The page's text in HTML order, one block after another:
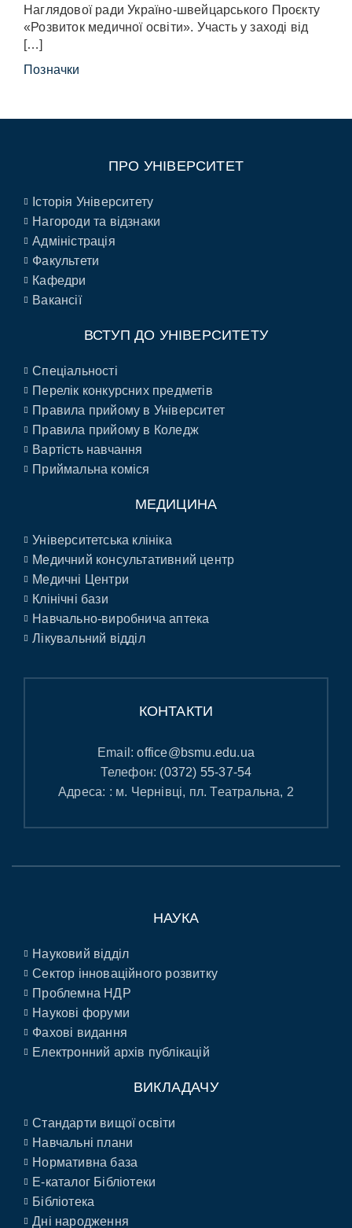
Наглядової ради Україно-швейцарського Проєкту
«Розвиток медичної освіти». Участь у заході від
[…]
Позначки
ПРО УНІВЕРСИТЕТ
Історія Університету
Нагороди та відзнаки
Адміністрація
Факультети
Кафедри
Вакансії
ВСТУП ДО УНІВЕРСИТЕТУ
Спеціальності
Перелік конкурсних предметів
Правила прийому в Університет
Правила прийому в Коледж
Вартість навчання
Приймальна коміся
МЕДИЦИНА
Університетська клініка
Медичний консультативний центр
Медичні Центри
Клінічні бази
Навчально-виробнича аптека
Лікувальний відділ
КОНТАКТИ
Email:office@bsmu.edu.ua
Телефон: (0372) 55-37-54
Адреса: : м. Чернівці, пл. Театральна, 2
НАУКА
Науковий відділ
Сектор інноваційного розвитку
Проблемна НДР
Наукові форуми
Фахові видання
Електронний архів публікацій
ВИКЛАДАЧУ
Стандарти вищої освіти
Навчальні плани
Нормативна база
E-каталог Бібліотеки
Бібліотека
Дні народження